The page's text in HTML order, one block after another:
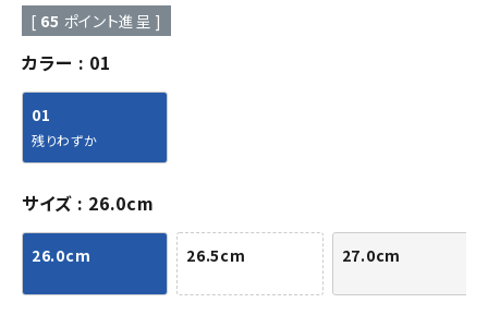
[ 65 ポイント進呈 ]
カラー 01
01
残りわずか
サイズ 26.0cm
26.0cm 26.5cm 27.0cm